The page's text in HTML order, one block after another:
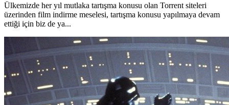
Ülkemizde her yıl mutlaka tartışma konusu olan Torrent siteleri
üzerinden film indirme meselesi, tartışma konusu yapılmaya devam
ettiği için biz de ya...